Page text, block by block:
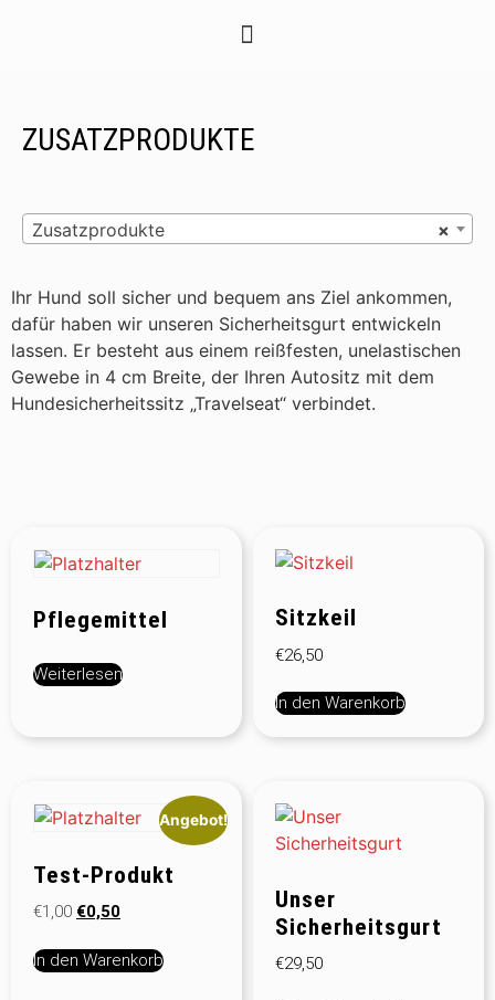
ZUSATZPRODUKTE
×
Zusatzprodukte
Ihr Hund soll sicher und bequem ans Ziel ankommen,
dafür haben wir unseren Sicherheitsgurt entwickeln
lassen. Er besteht aus einem reißfesten, unelastischen
Gewebe in 4 cm Breite, der Ihren Autositz mit dem
Hundesicherheitssitz „Travelseat“ verbindet.
Pflegemittel
Weiterlesen
Sitzkeil
€26,50
In den Warenkorb
Angebot!
Test-Produkt
€1,00 €0,50
In den Warenkorb
Unser
Sicherheitsgurt
€29,50